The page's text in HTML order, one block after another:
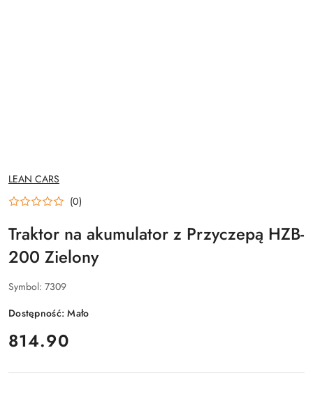
NAZWA
PRODUCENTA:
LEAN CARS
(0)
Traktor na akumulator z Przyczepą HZB-
200 Zielony
Symbol: 7309
Dostępność:Mało
cena:
814.90